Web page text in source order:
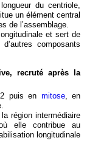
du centriole,
un élément central
de l’assemblage.
et sert de
composants
recruté après la
puis en mitose, en
région intermédiaire
elle contribue au
longitudinale